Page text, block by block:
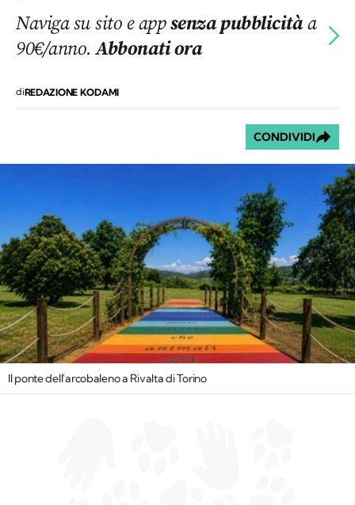
Naviga su sito e appsenza pubblicitàa
90€/anno.Abbonati ora
diREDAZIONE KODAMI
CONDIVIDI
Il ponte dell'arcobaleno a Rivalta di Torino